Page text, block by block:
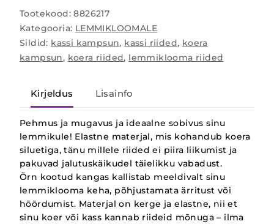
Tootekood:8826217
Kategooria: LEMMIKLOOMALE
Sildid: kassi kampsun, kassi riided, koera
kampsun, koera riided, lemmiklooma riided
Kirjeldus Lisainfo
Pehmus ja mugavus ja ideaalne sobivus sinu
lemmikule! Elastne materjal, mis kohandub koera
siluetiga, tänu millele riided ei piira liikumist ja
pakuvad jalutuskäikudel täielikku vabadust.
Õrn kootud kangas kallistab meeldivalt sinu
lemmiklooma keha, põhjustamata ärritust või
hõõrdumist. Materjal on kerge ja elastne, nii et
sinu koer või kass kannab riideid mõnuga – ilma